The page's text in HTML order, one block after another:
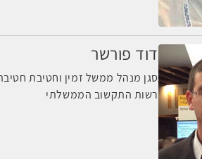
דוד פורשר
סגן מנהל ממשל זמין וחטיבת
רשות התקשוב הממשלתי